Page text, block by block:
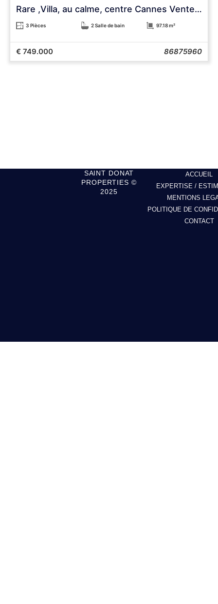
Rare ,Villa, au calme, centre Cannes Vente Urgente
3 Pièces 2 Salle de bain 97.18 m²
€ 749.000 86875960
SAINT DONAT
PROPERTIES ©
2025
ACCUEIL
EXPERTISE /
MENTIONS
POLITIQUE DE
CONTACT